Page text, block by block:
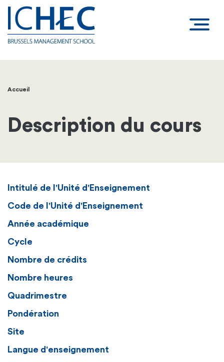
Fil
d'Ariane
Accueil
Description du cours
Intitulé de l'Unité d'Enseignement
Code de l'Unité d'Enseignement
Année académique
Cycle
Nombre de crédits
Nombre heures
Quadrimestre
Pondération
Site
Langue d'enseignement